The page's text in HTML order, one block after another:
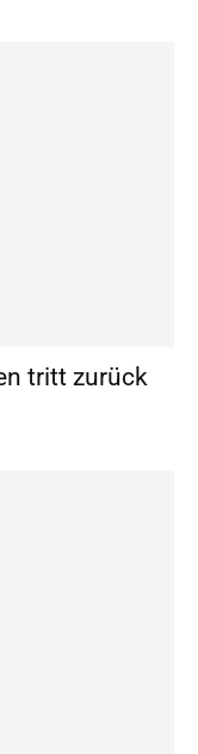
tritt zurück